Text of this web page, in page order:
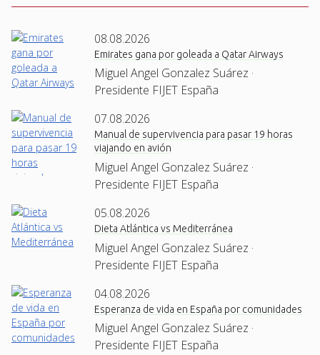
08.08.2026
Emirates gana por goleada a Qatar Airways
Miguel Angel Gonzalez Suárez ·
Presidente FIJET España
07.08.2026
Manual de supervivencia para pasar 19 horas
viajando en avión
Miguel Angel Gonzalez Suárez ·
Presidente FIJET España
05.08.2026
Dieta Atlántica vs Mediterránea
Miguel Angel Gonzalez Suárez ·
Presidente FIJET España
04.08.2026
Esperanza de vida en España por comunidades
Miguel Angel Gonzalez Suárez ·
Presidente FIJET España